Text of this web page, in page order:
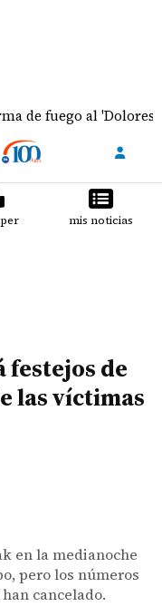
al 'Dolores
mis noticias
festejos de
las víctimas
en la medianoche
pero los números
cancelado.